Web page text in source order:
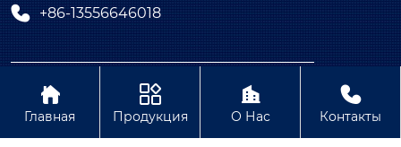
 +86-13556646018
Copyright © ООО COVNA Промышленная
автоматизация
Политика конфиденциальности Содержание

Главная

Продукция

О Нас

Контакты